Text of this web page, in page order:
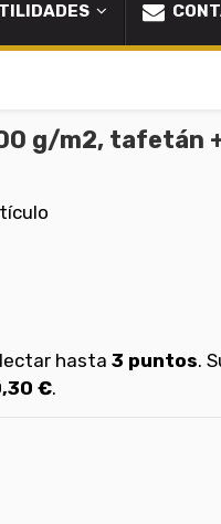
g/m2, tafetán
hasta 3 puntos.
€.